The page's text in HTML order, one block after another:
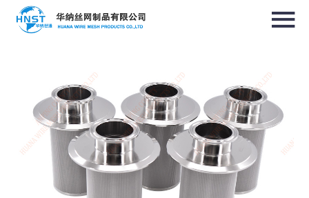
选择国家／地区
亚洲
中华人民共和国
North & South America
USA / English